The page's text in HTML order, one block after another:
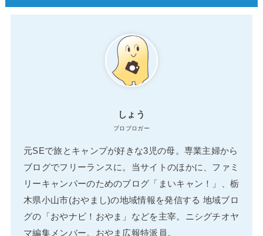
しょう
プロブロガー
元SEで旅とキャンプが好きな3児の母。専業主婦から
ブログでフリーランスに。当サイトのほかに、ファミ
リーキャンパーのためのブログ「まいキャン！」、栃
木県小山市(おやまし)の地域情報を発信する 地域ブロ
グの「おやナビ！おやま」などを主宰。ニシグチオヤ
マ編集メンバー。おやま広報特派員。